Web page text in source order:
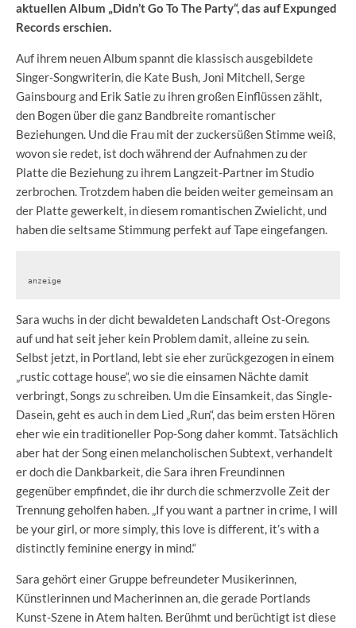
aktuellen Album „Didn’t Go To The Party“, das auf Expunged
Records erschien.
Auf ihrem neuen Album spannt die klassisch ausgebildete
Singer-Songwriterin, die Kate Bush, Joni Mitchell, Serge
Gainsbourg and Erik Satie zu ihren großen Einflüssen zählt,
den Bogen über die ganz Bandbreite romantischer
Beziehungen. Und die Frau mit der zuckersüßen Stimme weiß,
wovon sie redet, ist doch während der Aufnahmen zu der
Platte die Beziehung zu ihrem Langzeit-Partner im Studio
zerbrochen. Trotzdem haben die beiden weiter gemeinsam an
der Platte gewerkelt, in diesem romantischen Zwielicht, und
haben die seltsame Stimmung perfekt auf Tape eingefangen.
anzeige
Sara wuchs in der dicht bewaldeten Landschaft Ost-Oregons
auf und hat seit jeher kein Problem damit, alleine zu sein.
Selbst jetzt, in Portland, lebt sie eher zurückgezogen in einem
„rustic cottage house“, wo sie die einsamen Nächte damit
verbringt, Songs zu schreiben. Um die Einsamkeit, das Single-
Dasein, geht es auch in dem Lied „Run“, das beim ersten Hören
eher wie ein traditioneller Pop-Song daher kommt. Tatsächlich
aber hat der Song einen melancholischen Subtext, verhandelt
er doch die Dankbarkeit, die Sara ihren Freundinnen
gegenüber empfindet, die ihr durch die schmerzvolle Zeit der
Trennung geholfen haben. „If you want a partner in crime, I will
be your girl, or more simply, this love is different, it’s with a
distinctly feminine energy in mind.“
Sara gehört einer Gruppe befreundeter Musikerinnen,
Künstlerinnen und Macherinnen an, die gerade Portlands
Kunst-Szene in Atem halten. Berühmt und berüchtigt ist diese